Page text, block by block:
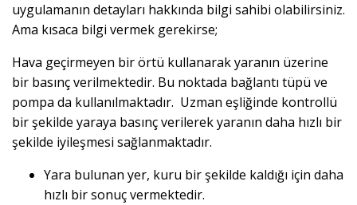
uygulamanın detayları hakkında bilgi sahibi olabilirsiniz.
Ama kısaca bilgi vermek gerekirse;
Hava geçirmeyen bir örtü kullanarak yaranın üzerine
bir basınç verilmektedir. Bu noktada bağlantı tüpü ve
pompa da kullanılmaktadır. Uzman eşliğinde kontrollü
bir şekilde yaraya basınç verilerek yaranın daha hızlı bir
şekilde iyileşmesi sağlanmaktadır.
Yara bulunan yer, kuru bir şekilde kaldığı için daha
hızlı bir sonuç vermektedir.